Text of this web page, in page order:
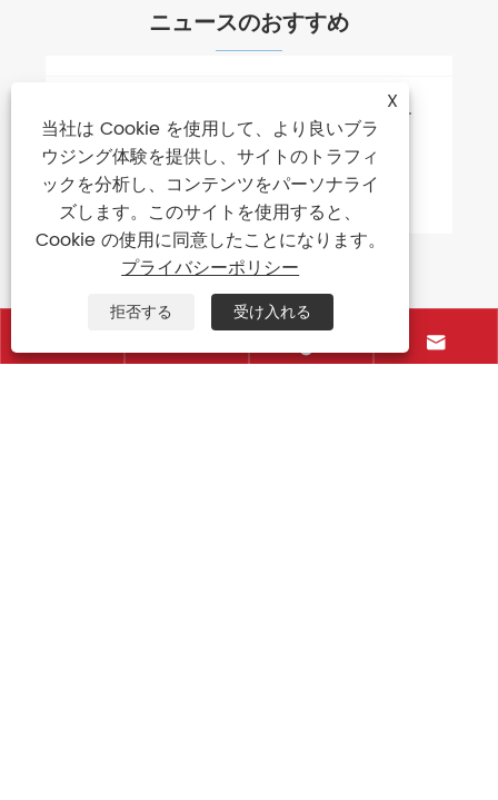
ニュースのおすすめ
 

X
当社は Cookie を使用して、より良いブラ
ウジング体験を提供し、サイトのトラフィ
ックを分析し、コンテンツをパーソナライ
ズします。このサイトを使用すると、
Cookie の使用に同意したことになります。
プライバシーポリシー
拒否する 受け入れる